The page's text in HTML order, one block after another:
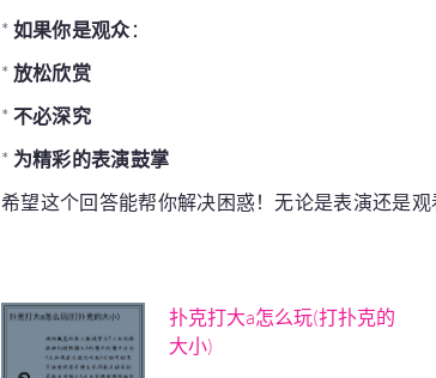
* 如果你是观众 ：
* 放松欣赏
* 不必深究
* 为精彩的表演鼓掌
希望这个回答能帮你解决困惑！无论是表演还是观
扑克打大a怎么玩(打扑克的
大小)